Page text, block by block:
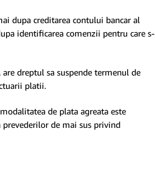
dupa creditarea contului bancar al
identificarea comenzii pentru care s-
are dreptul sa suspende termenul de
platii.
de plata agreata este
prevederilor de mai sus privind